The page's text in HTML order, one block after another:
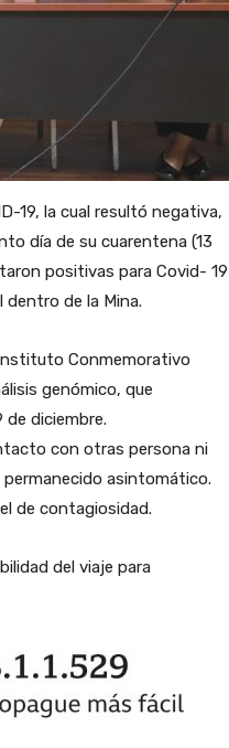
19, la cual resultó negativa,
día de su cuarentena (13
positivas para Covid- 19
de la Mina.
Conmemorativo
genómico, que
de diciembre.
con otras persona ni
asintomático.
de contagiosidad.
del viaje para